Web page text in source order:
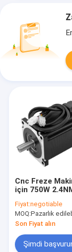
Cnc Freze
için 750W
Motor Sürücü
Fiyat:negotiable
MOQ:Pazarlık
Son Fiyat alın
Şimdi